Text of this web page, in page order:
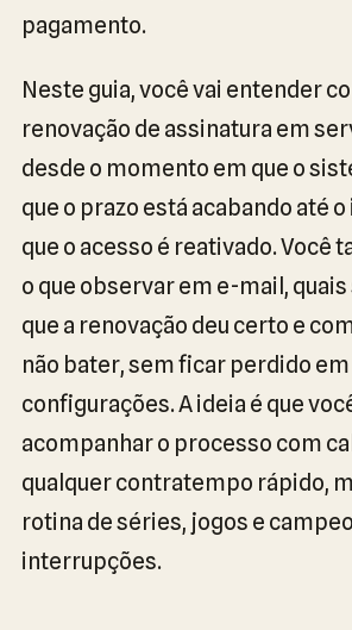
pagamento.
Neste guia, você vai entender
renovação de assinatura em
desde o momento em que o
que o prazo está acabando até
que o acesso é reativado. Você
o que observar em e-mail,
que a renovação deu certo e
não bater, sem ficar perdido
configurações. A ideia é que
acompanhar o processo com
qualquer contratempo rápido,
rotina de séries, jogos e
interrupções.